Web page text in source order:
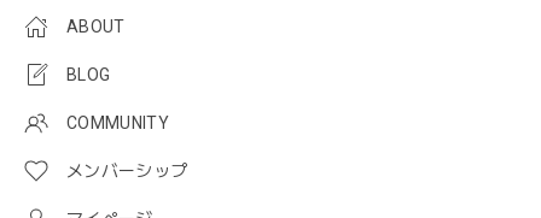
ABOUT
BLOG
COMMUNITY
メンバーシップ